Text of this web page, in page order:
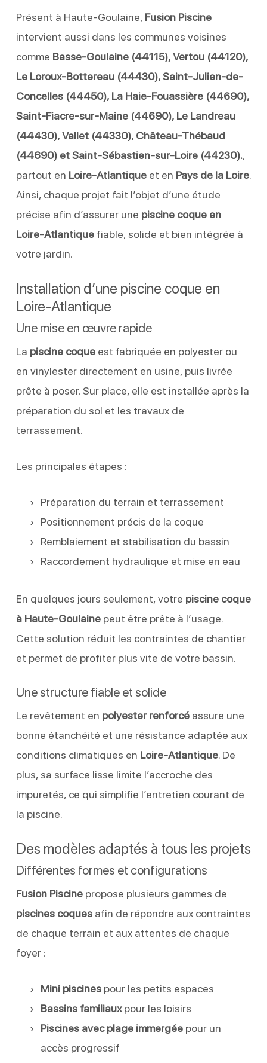
Présent à Haute-Goulaine, Fusion Piscine
intervient aussi dans les communes voisines
comme Basse-Goulaine (44115), Vertou (44120),
Le Loroux-Bottereau (44430), Saint-Julien-de-
Concelles (44450), La Haie-Fouassière (44690),
Saint-Fiacre-sur-Maine (44690), Le Landreau
(44430), Vallet (44330), Château-Thébaud
(44690) et Saint-Sébastien-sur-Loire (44230).,
partout en Loire-Atlantiqueet en Pays de la Loire.
Ainsi, chaque projet fait l’objet d’une étude
précise afin d’assurer une piscine coque en
Loire-Atlantiquefiable, solide et bien intégrée à
votre jardin.
Installation d’une piscine coque en
Loire-Atlantique
Une mise en œuvre rapide
La piscine coqueest fabriquée en polyester ou
en vinylester directement en usine, puis livrée
prête à poser. Sur place, elle est installée après la
préparation du sol et les travaux de
terrassement.
Les principales étapes :
Préparation du terrain et terrassement
Positionnement précis de la coque
Remblaiement et stabilisation du bassin
Raccordement hydraulique et mise en eau
En quelques jours seulement, votre piscine coque
à Haute-Goulainepeut être prête à l’usage.
Cette solution réduit les contraintes de chantier
et permet de profiter plus vite de votre bassin.
Une structure fiable et solide
Le revêtement en polyester renforcéassure une
bonne étanchéité et une résistance adaptée aux
conditions climatiques en Loire-Atlantique. De
plus, sa surface lisse limite l’accroche des
impuretés, ce qui simplifie l’entretien courant de
la piscine.
Des modèles adaptés à tous les projets
Différentes formes et configurations
Fusion Piscinepropose plusieurs gammes de
piscines coquesafin de répondre aux contraintes
de chaque terrain et aux attentes de chaque
foyer :
Mini piscinespour les petits espaces
Bassins familiauxpour les loisirs
Piscines avec plage immergéepour un
accès progressif